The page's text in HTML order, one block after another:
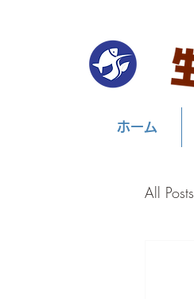
ホーム
All Posts